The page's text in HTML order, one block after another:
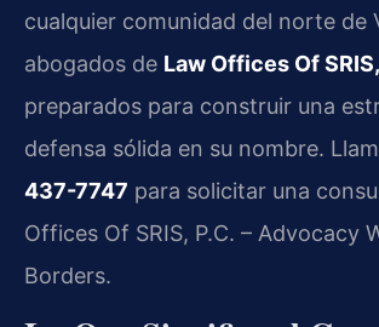
cualquier comunidad del norte de
abogados de Law Offices Of
preparados para construir una
defensa sólida en su nombre.
437-7747 para solicitar una
Offices Of SRIS, P.C. – Advocacy
Borders.